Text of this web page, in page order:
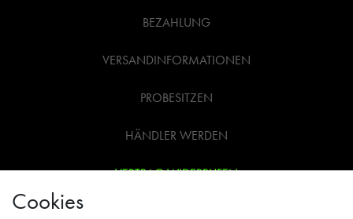
BEZAHLUNG
VERSANDINFORMATIONEN
PROBESITZEN
HÄNDLER WERDEN
VERTRAG WIDERRUFEN
Cookies